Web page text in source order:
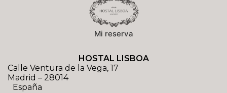
Mi reserva
HOSTAL LISBOA
Calle Ventura de la Vega, 17
Madrid – 28014
España